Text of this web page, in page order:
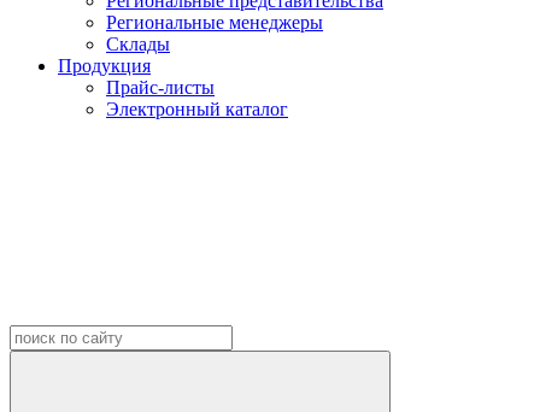
Региональные менеджеры
Склады
Продукция
Прайс-листы
Электронный каталог